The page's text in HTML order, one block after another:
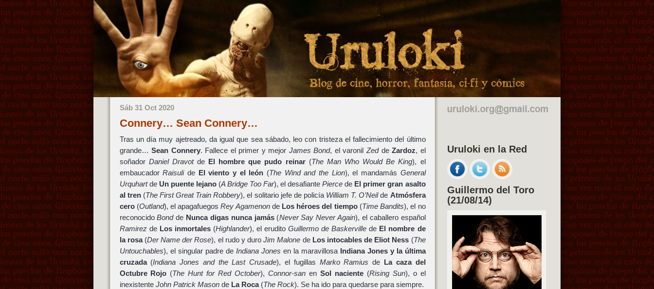
Sáb 31 Oct 2020
Connery… Sean Connery…
Tras un día muy ajetreado, da igual que sea sábado, leo con tristeza el fallecimiento del último
grande…Sean Connery. Fallece el primer y mejor James Bond, el varonil ZeddeZardoz, el
soñador Daniel Dravotde El hombre que pudo reinar(The Man Who Would Be King), el
embaucadorRaisulide El viento y el león (The Wind and the Lion), el mandamás General
Urquhartde Un puente lejano(A Bridge Too Far), el desafiantePierce de El primer gran asalto
al tren(The First Great Train Robbery), el solitario jefe de policía William T. O’Neilde Atmósfera
cero(Outland), el apagafuegosRey Agamenonde Los héroes del tiempo(Time Bandits), el no
reconocidoBondde Nunca digas nunca jamás(Never Say Never Again), el caballero español
Ramirezde Los inmortales(Highlander), el eruditoGuillermo de Baskerville de El nombre de
la rosa(Der Name der Rose), el rudo y duroJim Malone de Los intocables de Eliot Ness (The
Untouchables), el singular padre de Indiana Jones en la maravillosa Indiana Jones y la última
cruzada(Indiana Jones and the Last Crusade), el fugillas Marko Ramius de La caza del
Octubre Rojo (The Hunt for Red October),Connor-san en Sol naciente(Rising Sun), o el
inexistente John Patrick Masonde La Roca(The Rock). Se ha ido para quedarse para siempre.
Uruloki en la Red
Guillermo del Toro
(21/08/14)